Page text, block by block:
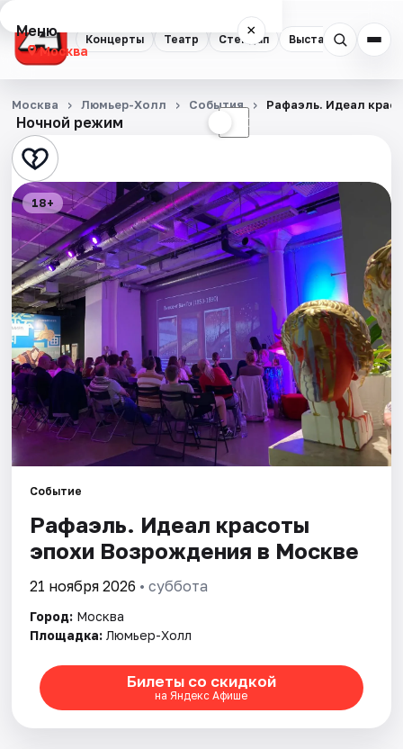
Концерты Театр Стендап Выставки
Меню ×
Москва
Концерты
Театр
Стендап
Выставки
Квесты
Экскурсии
Спорт
События
Площадки
Артисты
Ночной режим ☾
Москва Люмьер-Холл События Рафаэль. Идеал
18+
Событие
Рафаэль. Идеал красоты
эпохи Возрождения в Москве
21 ноября 2026 • суббота
Город: Москва
Площадка: Люмьер-Холл
Билеты со скидкой
на Яндекс Афише